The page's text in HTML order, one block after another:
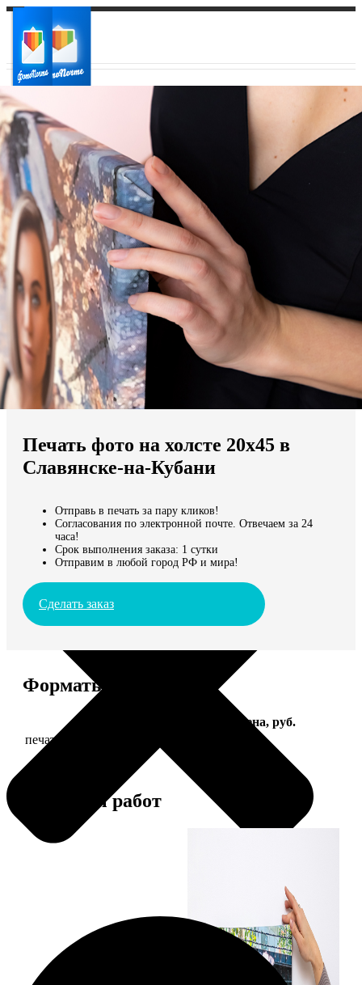
Ваш город:
Ваш регион доставки
Выберите из списка:
Мы доставляем по всему миру
Продолжить без города
Печать фото на холсте 20х45 в
Славянске-на-Кубани
Отправь в печать за пару кликов!
Согласования по электронной почте. Отвечаем за 24
часа!
Срок выполнения заказа: 1 сутки
Отправим в любой город РФ и мира!
Сделать заказ
Форматы и цены
Цена, руб.
печать фото на холсте с подрамником
Примеры работ